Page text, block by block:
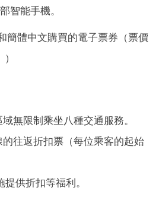
智能手機。
簡體中文購買的電子票券（票價
無限制乘坐八種交通服務。
往返折扣票（每位乘客的起始
供折扣等福利。